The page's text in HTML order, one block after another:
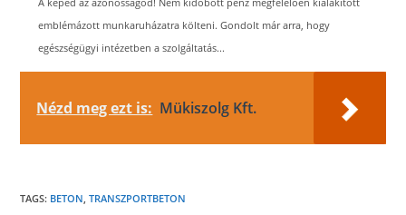
emblémázott munkaruházatra költeni. Gondolt már arra, hogy
egészségügyi intézetben a szolgáltatás...
Nézd meg ezt is: Mükiszolg Kft.
TAGS: BETON, TRANSZPORTBETON